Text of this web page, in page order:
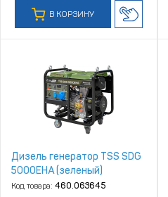
В КОРЗИНУ
Дизель генератор TSS SDG
5000EHA (зеленый)
Код товара: 460.063645